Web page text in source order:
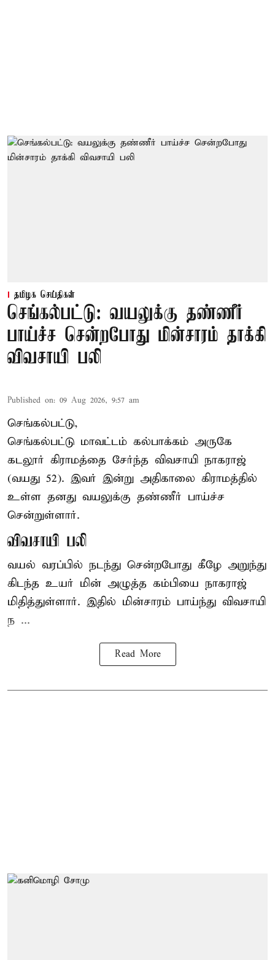
தமிழக செய்திகள்
செங்கல்பட்டு: வயலுக்கு தண்ணீர்
பாய்ச்ச சென்றபோது மின்சாரம் தாக்கி
விவசாயி பலி
Published on: 09 Aug 2026, 9:57 am
செங்கல்பட்டு,
செங்கல்பட்டு மாவட்டம் கல்பாக்கம் அருகே
கடலூர் கிராமத்தை சேர்ந்த விவசாயி நாகராஜ்
(வயது 52). இவர் இன்று அதிகாலை கிராமத்தில்
உள்ள தனது வயலுக்கு தண்ணீர் பாய்ச்ச
சென்றுள்ளார்.
விவசாயி பலி
வயல் வரப்பில் நடந்து சென்றபோது கீழே அறுந்து
கிடந்த உயர் மின் அழுத்த கம்பியை நாகராஜ்
மிதித்துள்ளார். இதில் மின்சாரம் பாய்ந்து விவசாயி
ந ...
Read More